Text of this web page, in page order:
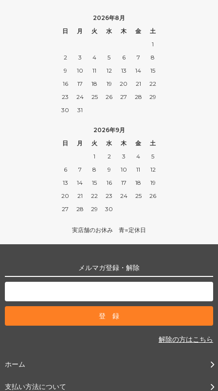
2026年8月
日
月 火 水 木 金
土
1
2
3 4 5 6 7
8
9
10 11 12 13 14
15
16
17 18 19 20 21
22
23
24 25 26 27 28
29
30
31
2026年9月
日
月 火 水 木 金
土
1
2 3 4
5
6
7 8 9 10 11
12
13
14 15 16 17 18
19
20
21 22 23 24 25
26
27
28 29 30
実店舗のお休み 青=定休日
メルマガ登録・解除
解除の方はこちら
ホーム
支払い方法について